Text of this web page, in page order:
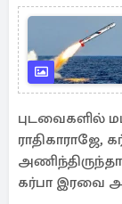
புடவைகளில்
ராதிகாராஜே,
கர்பா இரவை